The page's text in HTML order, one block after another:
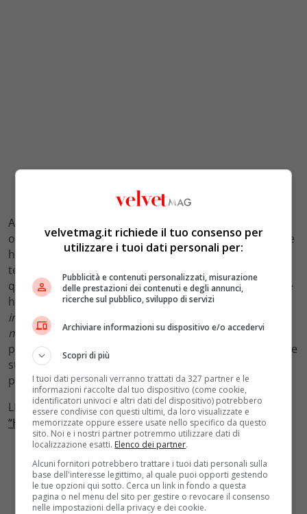
Altri capitoli di
organizzava fuori dal locale. Un ristorante, dunque, che
ha davvero visto gli anni d’oro del cinema e della
televisione e che, ad un certo punto, ha chiuso proprio
quando era all’apice del successo. Sandro Melaranci ne
ha motivato così la scelta: “Solo l’ipotesi che potesse
invecchiare, non piacere più o solo sentirlo fuori moda
mi angosciava”. In questo modo ha consegnato ai
posteri la storia di quegli
ed ha regalato le
stesse emozioni vissute in quegli anni attraverso le
pagine di un libro.
LEGGI ANCHE:Jamie Lee Curtis, come lei nessuna: da
“Halloween” al Leone d’Oro
velvetmag.it richiede il tuo consenso per
utilizzare i tuoi dati personali per:
Pubblicità e contenuti personalizzati, misurazione
delle prestazioni dei contenuti e degli annunci,
ricerche sul pubblico, sviluppo di servizi
Archiviare informazioni su dispositivo e/o accedervi
Scopri di più
I tuoi dati personali verranno trattati da 327 partner e le
informazioni raccolte dal tuo dispositivo (come cookie,
identificatori univoci e altri dati del dispositivo) potrebbero
essere condivise con questi ultimi, da loro visualizzate e
memorizzate oppure essere usate nello specifico da questo
sito. Noi e i nostri partner potremmo utilizzare dati di
localizzazione esatti. Elenco dei partner.
Alcuni fornitori potrebbero trattare i tuoi dati personali sulla
base dell'interesse legittimo, al quale puoi opporti gestendo
le tue opzioni qui sotto. Cerca un link in fondo a questa
pagina o nel menu del sito per gestire o revocare il consenso
nelle impostazioni della privacy e dei cookie.